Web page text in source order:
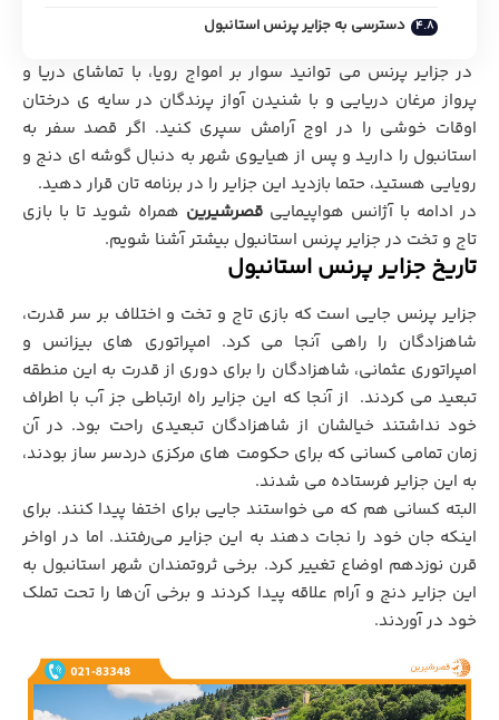
دسترسی به جزاير پرنس استانبول
در جزایر پرنس می توانید سوار بر امواج رويا، با تماشای دریا و
پرواز مرغان دریایی و با شنيدن آواز پرندگان در سايه ي درختان
اوقات خوشي را در اوج آرامش سپری کنید. اگر قصد سفر به
استانبول را داريد و پس از هيايوي شهر به دنبال گوشه اي دنج و
رويايي هستيد، حتما بازديد اين جزاير را در برنامه تان قرار دهيد.
در ادامه باآژانس هواپيمايي قصرشيرين همراه شويد تا با بازي
تاج و تخت در جزاير پرنس استانبول بيشتر آشنا شويم.
تاريخ جزاير پرنس استانبول
جزایر پرنس جایی است که بازی تاج و تخت و اختلاف بر سر قدرت،
شاهزادگان را راهی آنجا می کرد. امپراتوری های بیزانس و
امپراتوری عثماني، شاهزادگان را برای دوری از قدرت به این منطقه
تبعید می کردند. از آنجا که این جزایر راه ارتباطی جز آب با اطراف
خود نداشتند خیالشان از شاهزادگان تبعيدي راحت بود. در آن
زمان تمامي کساني که براي حکومت هاي مرکزي دردسر ساز بودند،
به اين جزاير فرستاده مي شدند.
البته کسانی هم که می خواستند جایی برای اختفا پیدا کنند. براي
اينکه جان خود را نجات دهند به اين جزایر می‌رفتند. اما در اواخر
قرن نوزدهم اوضاع تغییر کرد. برخی ثروتمندان شهر استانبول به
این جزایر دنج و آرام علاقه پیدا کردند و برخی آن‌ها را تحت تملک
خود در آوردند.